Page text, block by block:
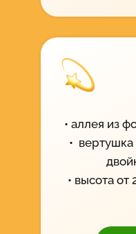
аллея из
высота от